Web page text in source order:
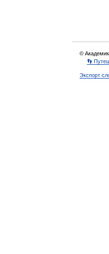
©
👣
Экспорт